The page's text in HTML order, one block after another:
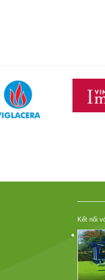
Kết nối